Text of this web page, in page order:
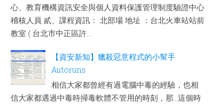
心、教育機構資訊安全與個人資料保護管理制度驗證中心
稽核人員 貳、課程資訊： 北部場 地址 ：台北火車站站前
教室 ( 台北市中正區許...
【資安新知】獵殺惡意程式的小幫手
Autoruns
相信大家都曾經有過電腦中毒的經驗，也相
信大家都遇過中毒時掃毒軟體不管用的時刻，那...這個時